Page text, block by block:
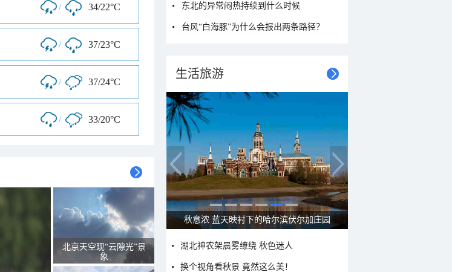
/ 34/22°C
/ 37/23°C
/ 37/24°C
/ 33/20°C
北京天空现“云隙光”景
象
东北的异常闷热持续到什么时候
台风“白海豚”为什么会报出两条路径？
生活旅游
秋意浓 蓝天映衬下的哈尔滨伏尔加庄园
湖北神农架晨雾缭绕 秋色迷人
换个视角看秋景 竟然这么美！